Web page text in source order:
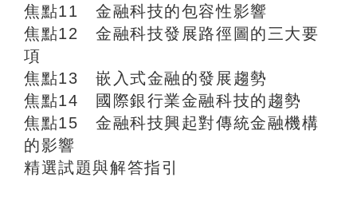
焦點11 金融科技的包容性影響
焦點12 金融科技發展路徑圖的三大要
項
焦點13 嵌入式金融的發展趨勢
焦點14 國際銀行業金融科技的趨勢
焦點15 金融科技興起對傳統金融機構
的影響
精選試題與解答指引